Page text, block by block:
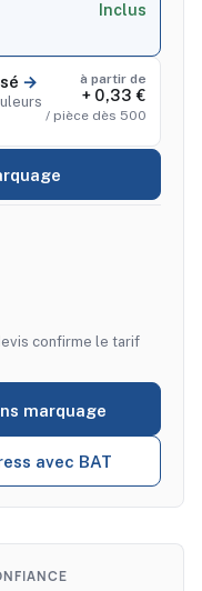
Inclus
à partir de
+ 0,33 €
/ pièce dès 500
marquage
confirme le tarif
avec BAT